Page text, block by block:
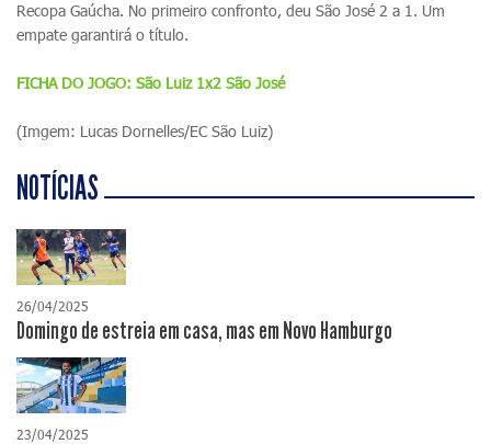
Recopa Gaúcha. No primeiro confronto, deu São José 2 a 1. Um
empate garantirá o título.
FICHA DO JOGO: São Luiz 1x2 São José
(Imgem: Lucas Dornelles/EC São Luiz)
NOTÍCIAS
26/04/2025
Domingo de estreia em casa, mas em Novo Hamburgo
23/04/2025